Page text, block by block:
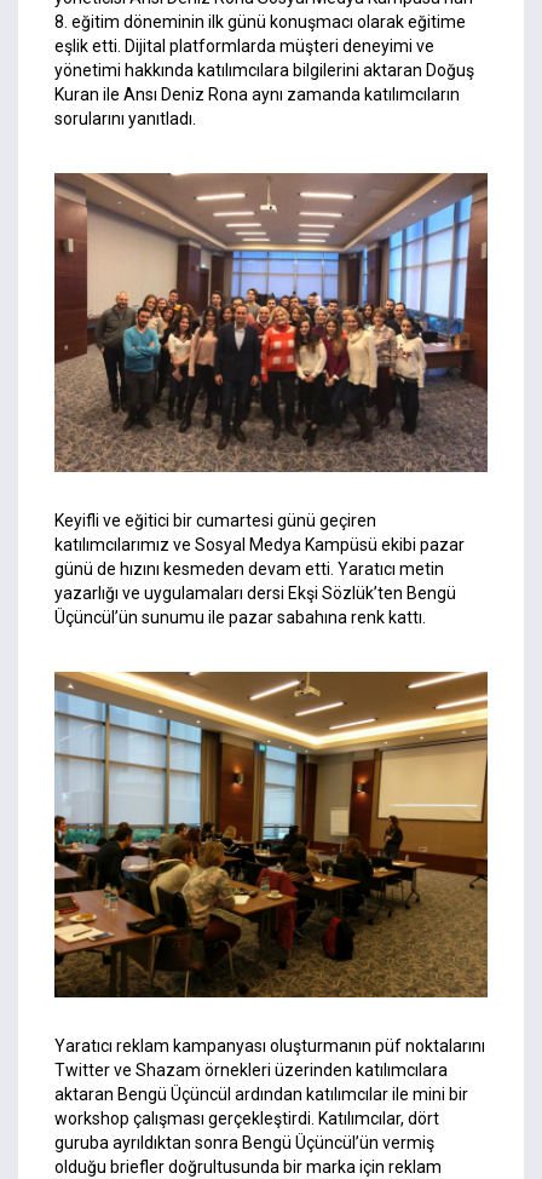
8. eğitim döneminin ilk günü konuşmacı olarak eğitime
eşlik etti. Dijital platformlarda müşteri deneyimi ve
yönetimi hakkında katılımcılara bilgilerini aktaran Doğuş
Kuran ile Ansı Deniz Rona aynı zamanda katılımcıların
sorularını yanıtladı.
Keyifli ve eğitici bir cumartesi günü geçiren
katılımcılarımız ve Sosyal Medya Kampüsü ekibi pazar
günü de hızını kesmeden devam etti. Yaratıcı metin
yazarlığı ve uygulamaları dersi Ekşi Sözlük’ten Bengü
Üçüncül’ün sunumu ile pazar sabahına renk kattı.
Yaratıcı reklam kampanyası oluşturmanın püf noktalarını
Twitter ve Shazam örnekleri üzerinden katılımcılara
aktaran Bengü Üçüncül ardından katılımcılar ile mini bir
workshop çalışması gerçekleştirdi. Katılımcılar, dört
guruba ayrıldıktan sonra Bengü Üçüncül’ün vermiş
olduğu briefler doğrultusunda bir marka için reklam